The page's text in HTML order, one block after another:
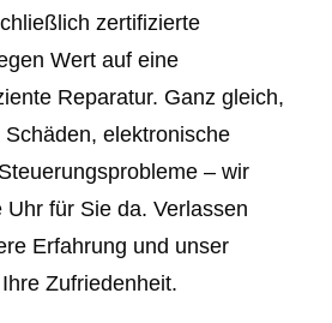
zertifizierte
Wert auf eine
Reparatur. Ganz gleich,
elektronische
– wir
für Sie da. Verlassen
Erfahrung und unser
Zufriedenheit.